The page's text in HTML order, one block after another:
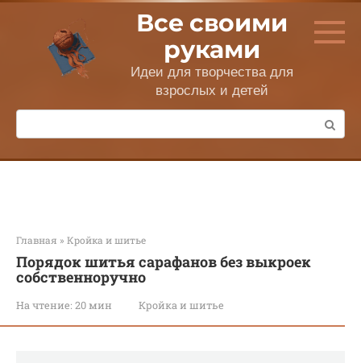
Перейти
контенту
Все своими
руками
Идеи для творчества для
взрослых и детей
Поиск:
Главная » Кройка и шитье
Порядок шитья сарафанов без выкроек
собственноручно
На чтение: 20 мин Кройка и шитье